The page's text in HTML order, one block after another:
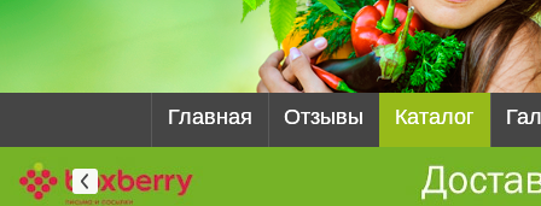
Главная Отзывы Каталог